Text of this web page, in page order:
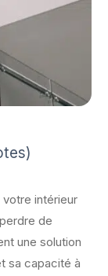
intérieur
de
une solution
sa capacité à